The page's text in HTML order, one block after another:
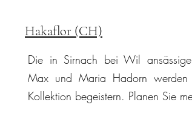
Die in Sirnach bei Wil
Max und Maria Hadorn werden
Kollektion begeistern. Planen Sie
Hakaflor (CH)